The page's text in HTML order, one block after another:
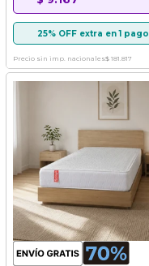
25% OFF extra en 1 pago
Precio sin imp. nacionales$ 181.817